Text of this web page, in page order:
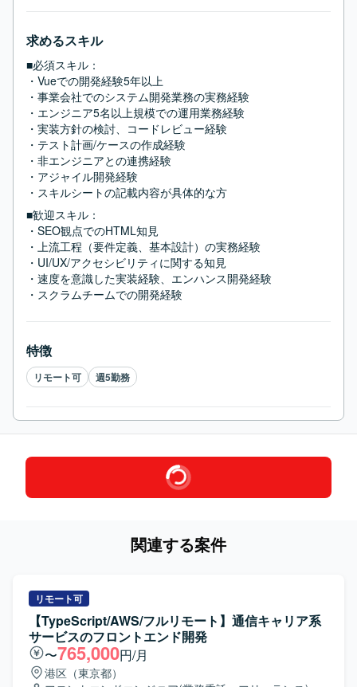
求めるスキル
■必須スキル：
・Vueでの開発経験5年以上
・事業会社でのシステム開発業務の実務経験
・エンジニア5名以上規模での運用業務経験
・実装方針の検討、コードレビュー経験
・テスト計画/ケースの作成経験
・非エンジニアとの連携経験
・アジャイル開発経験
・スキルシートの記載内容が具体的な方
■歓迎スキル：
・SEO観点でのHTML知見
・上流工程（要件定義、基本設計）の実務経験
・UI/UX/アクセシビリティに関する知見
・速度を意識した実装経験、エンハンス開発経験
・スクラムチームでの開発経験
特徴
リモート可 週5勤務
関連する案件
リモート可
【TypeScript/AWS/フルリモート】通信キャリア系
サービスのフロントエンド開発
〜765,000円/月
港区（東京都）